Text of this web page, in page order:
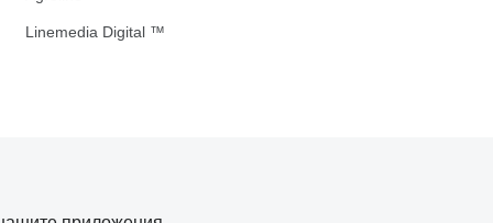
Linemedia Digital ™